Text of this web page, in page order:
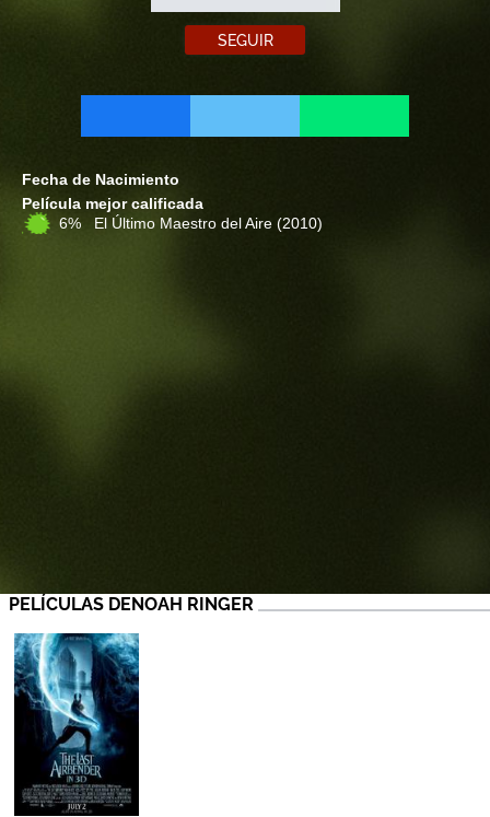
SEGUIR
Fecha de Nacimiento
Película mejor calificada
6% El Último Maestro del Aire (2010)
PELÍCULAS DENOAH RINGER